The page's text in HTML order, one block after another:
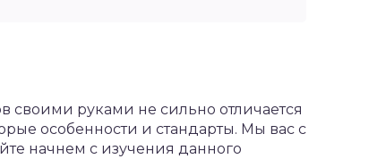
своими руками не сильно отличается
особенности и стандарты. Мы вас с
начнем с изучения данного